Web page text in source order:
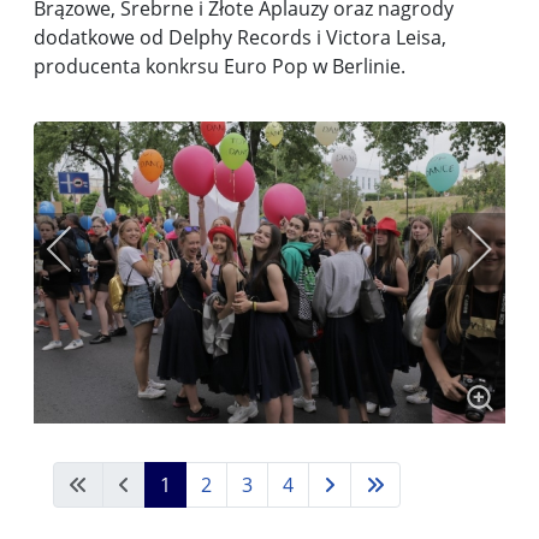
Brązowe, Srebrne i Złote Aplauzy oraz nagrody
dodatkowe od Delphy Records i Victora Leisa,
producenta konkrsu Euro Pop w Berlinie.
1 2 3 4